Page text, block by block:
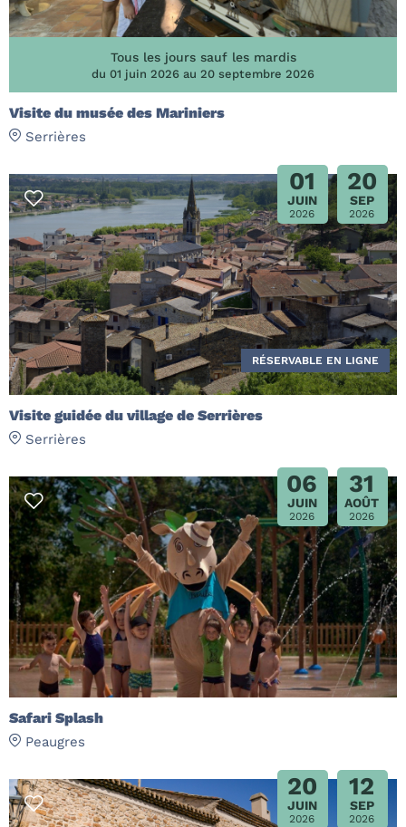
Tous les jours sauf les mardis
du 01 juin 2026 au 20 septembre 2026
Visite du musée des Mariniers
Serrières
01
JUIN
2026
20
SEP
2026
Visite guidée du village de Serrières
Serrières
RÉSERVABLE EN LIGNE
06
JUIN
2026
31
AOÛT
2026
Safari Splash
Peaugres
20
JUIN
2026
12
SEP
2026